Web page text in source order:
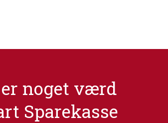
noget værd
Sparekasse